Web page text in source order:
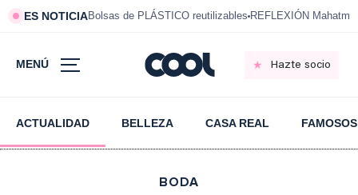
ES NOTICIABolsas de PLÁSTICO reutilizables REFLEXIÓN
MENÚ Hazte socio
ACTUALIDAD BELLEZA CASA REAL FAMOSOS
BODA